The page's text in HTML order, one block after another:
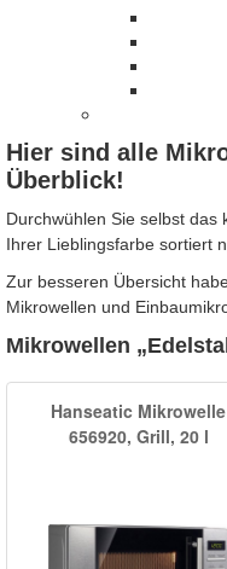
Hier sind alle
Überblick!
Durchwühlen Sie selbst das
Ihrer Lieblingsfarbe sortiert
Zur besseren Übersicht
Mikrowellen und
Mikrowellen
Hanseatic Mikrowelle
656920, Grill, 20 l